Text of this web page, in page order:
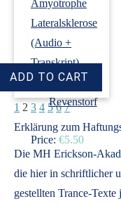
Amyotrophe
Lateralsklerose
(Audio +
Transkript)
›Dirk
Revenstorf
Price: €5.50
1 2 3 4 5 6 7
Erklärung zum
Die MH Erickson-
die hier in schriftlicher
gestellten Trance-